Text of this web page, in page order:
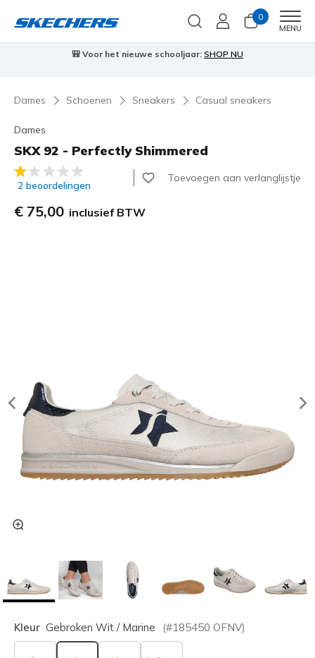
0
MENU
het nieuwe schooljaar:SHOP NU ⭐Skechers VIP:
Dames Schoenen Sneakers Casual sneakers
Dames
SKX 92 - Perfectly Shimmered
5 van de 5 klantbeoordelingen
2 beoordelingen
Toevoegen aan verlanglijstje
€ 75,00 inclusief BTW
Kleur Gebroken Wit / Marine (#185450 OFNV)